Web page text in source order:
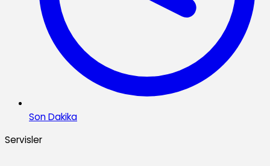
Son Dakika
Servisler